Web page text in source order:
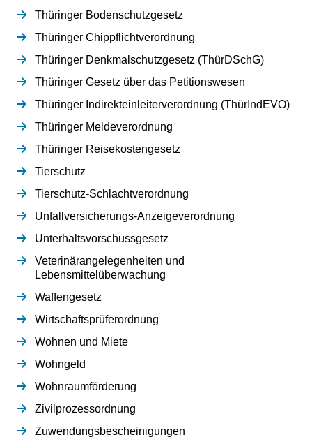
Thüringer Bodenschutzgesetz
Thüringer Chippflichtverordnung
Thüringer Denkmalschutzgesetz (ThürDSchG)
Thüringer Gesetz über das Petitionswesen
Thüringer Indirekteinleiterverordnung (ThürIndEVO)
Thüringer Meldeverordnung
Thüringer Reisekostengesetz
Tierschutz
Tierschutz-Schlachtverordnung
Unfallversicherungs-Anzeigeverordnung
Unterhaltsvorschussgesetz
Veterinärangelegenheiten und
Lebensmittelüberwachung
Waffengesetz
Wirtschaftsprüferordnung
Wohnen und Miete
Wohngeld
Wohnraumförderung
Zivilprozessordnung
Zuwendungsbescheinigungen